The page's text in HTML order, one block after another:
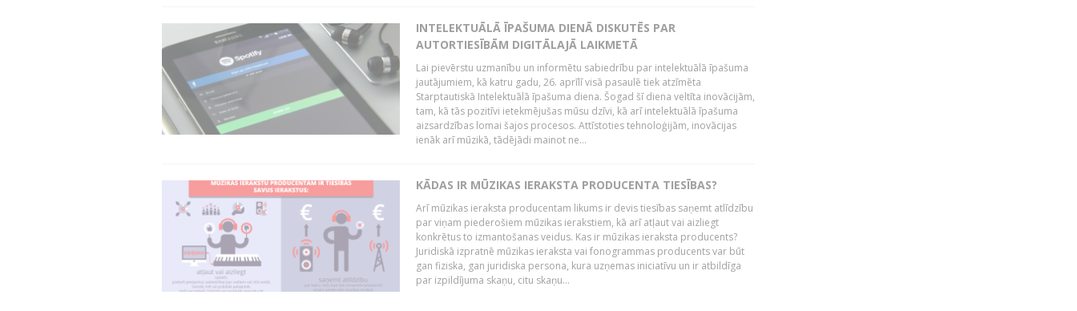
INTELEKTUĀLĀ ĪPAŠUMA DIENĀ DISKUTĒS PAR
AUTORTIESĪBĀM DIGITĀLAJĀ LAIKMETĀ
Lai pievērstu uzmanību un informētu sabiedrību par intelektuālā īpašuma
jautājumiem, kā katru gadu, 26. aprīlī visā pasaulē tiek atzīmēta
Starptautiskā Intelektuālā īpašuma diena. Šogad šī diena veltīta inovācijām,
tam, kā tās pozitīvi ietekmējušas mūsu dzīvi, kā arī intelektuālā īpašuma
aizsardzības lomai šajos procesos. Attīstoties tehnoloģijām, inovācijas
ienāk arī mūzikā, tādējādi mainot ne...
KĀDAS IR MŪZIKAS IERAKSTA PRODUCENTA TIESĪBAS?
Arī mūzikas ieraksta producentam likums ir devis tiesības saņemt atlīdzību
par viņam piederošiem mūzikas ierakstiem, kā arī atļaut vai aizliegt
konkrētus to izmantošanas veidus. Kas ir mūzikas ieraksta producents?
Juridiskā izpratnē mūzikas ieraksta vai fonogrammas producents var būt
gan fiziska, gan juridiska persona, kura uzņemas iniciatīvu un ir atbildīga
par izpildījuma skaņu, citu skaņu...